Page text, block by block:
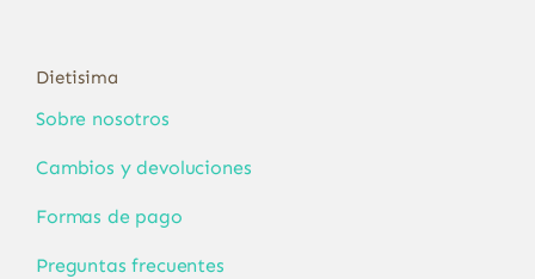
Dietisima
Sobre nosotros
Cambios y devoluciones
Formas de pago
Preguntas frecuentes